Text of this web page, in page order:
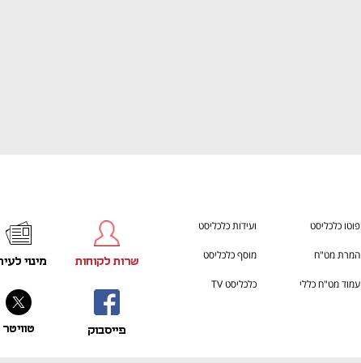
פוטו כלכליסט ועידות כלכליסט
המרת מט"ח מוסף כלכליסט
עמוד מט"ח כללי כלכליסט TV
פייסבוק
שרות לקוחות
טוויטר
מינוי